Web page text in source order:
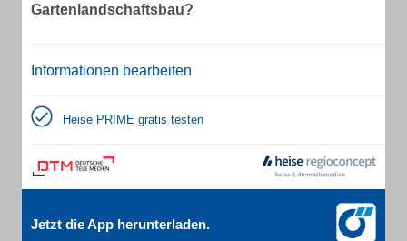
Gartenlandschaftsbau?
Informationen bearbeiten
Heise PRIME gratis testen
Jetzt die App herunterladen.